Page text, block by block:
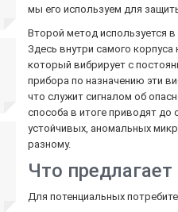
мы его используем для
Второй метод используется в
Здесь внутри самого
который вибрирует с
прибора по назначению эти
что служит сигналом об
способа в итоге приводят до
устойчивых, аномальных
разному.
Что
Для потенциальных